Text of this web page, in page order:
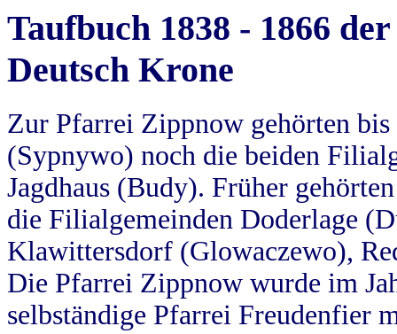
Taufbuch 1838 - 1866
Deutsch Krone
Zur Pfarrei Zippnow gehörten
(Sypnywo) noch die beiden
Jagdhaus (Budy). Früher
die Filialgemeinden Doderlage
Klawittersdorf (Glowaczewo),
Die Pfarrei Zippnow wurde im
selbständige Pfarrei Freudenfier